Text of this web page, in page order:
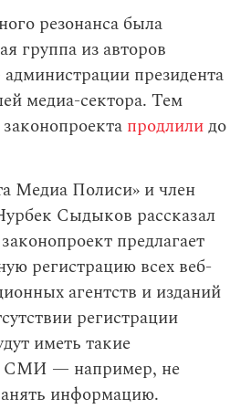
резонанса была
группа из авторов
президента
медиа-сектора. Тем
продлилидо
Медиа Полиси» и член
Сыдыков рассказал
предлагает
регистрацию всех веб-
агентств и изданий
регистрации
иметь такие
СМИ — например, не
информацию.